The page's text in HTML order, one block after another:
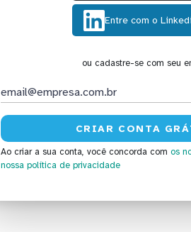
Entre com o
ou cadastre-se com seu
Ao criar a sua conta, você concorda com os
nossa política de privacidade